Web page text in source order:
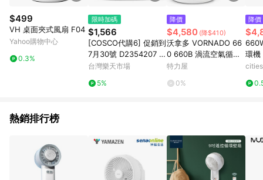
$499
VH 桌面夾式風扇 F04
Yahoo購物中心
0.3%
限時加碼
$1,566
[COSCO代購6] 促銷到
7月30號 D2354207 IR
IS Woozoo 空氣循環扇
台灣樂天市場
5%
降價
$4,580 (降$410)
沃拿多 VORNADO 66
0 660B 渦流空氣循環
扇 公司貨6年保固 黑色
特力屋
0%
降價
環機
熱銷排行榜